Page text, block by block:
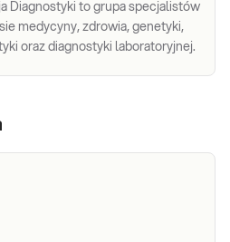
Diagnostyki to grupa specjalistów
medycyny, zdrowia, genetyki,
oraz diagnostyki laboratoryjnej.